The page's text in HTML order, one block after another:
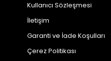
Kullanıcı Sözleşmesi
İletişim
Garanti ve İade Koşulları
Çerez Politikası